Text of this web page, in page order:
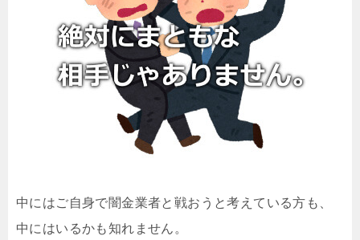
中にはご自身で闇金業者と戦おうと考えている方も、
中にはいるかも知れません。